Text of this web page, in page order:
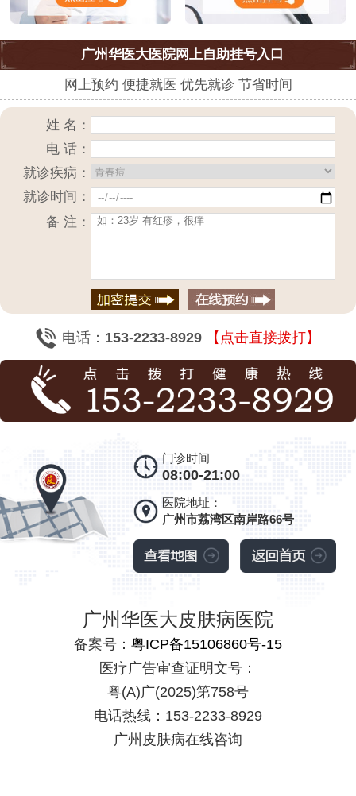
广州华医大医院网上自助挂号入口
网上预约 便捷就医 优先就诊 节省时间
姓 名：
电 话：
就诊疾病：
就诊时间：
备 注：
电话： 153-2233-8929 【点击直接拨打】
门诊时间
08:00-21:00
医院地址：
广州市荔湾区南岸路66号
广州华医大皮肤病医院
备案号： 粤ICP备15106860号-15
医疗广告审查证明文号：
粤(A)广(2025)第758号
电话热线：153-2233-8929
广州皮肤病在线咨询